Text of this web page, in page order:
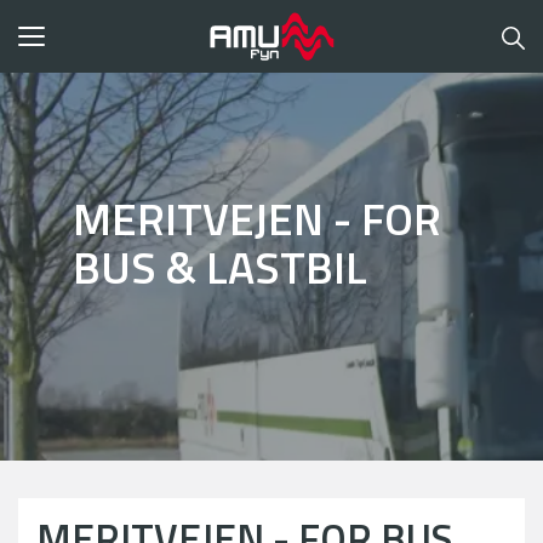
Toggle
MERITVEJEN - FOR
BUS & LASTBIL